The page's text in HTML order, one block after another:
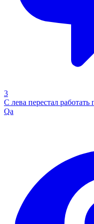
3
С лева перестал работать
Qa